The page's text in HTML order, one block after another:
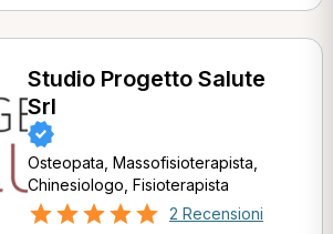
Studio Progetto Salute
Srl
Osteopata, Massofisioterapista,
Chinesiologo, Fisioterapista
2 Recensioni